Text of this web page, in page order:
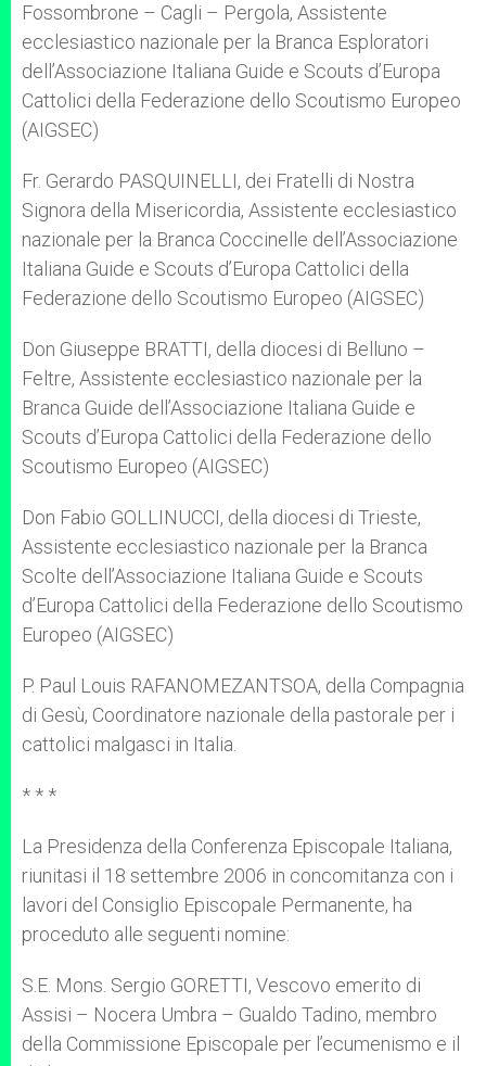
Fossombrone – Cagli – Pergola, Assistente
ecclesiastico nazionale per la Branca Esploratori
dell’Associazione Italiana Guide e Scouts d’Europa
Cattolici della Federazione dello Scoutismo Europeo
(AIGSEC)
Fr. Gerardo PASQUINELLI, dei Fratelli di Nostra
Signora della Misericordia, Assistente ecclesiastico
nazionale per la Branca Coccinelle dell’Associazione
Italiana Guide e Scouts d’Europa Cattolici della
Federazione dello Scoutismo Europeo (AIGSEC)
Don Giuseppe BRATTI, della diocesi di Belluno –
Feltre, Assistente ecclesiastico nazionale per la
Branca Guide dell’Associazione Italiana Guide e
Scouts d’Europa Cattolici della Federazione dello
Scoutismo Europeo (AIGSEC)
Don Fabio GOLLINUCCI, della diocesi di Trieste,
Assistente ecclesiastico nazionale per la Branca
Scolte dell’Associazione Italiana Guide e Scouts
d’Europa Cattolici della Federazione dello Scoutismo
Europeo (AIGSEC)
P. Paul Louis RAFANOMEZANTSOA, della Compagnia
di Gesù, Coordinatore nazionale della pastorale per i
cattolici malgasci in Italia.
* * *
La Presidenza della Conferenza Episcopale Italiana,
riunitasi il 18 settembre 2006 in concomitanza con i
lavori del Consiglio Episcopale Permanente, ha
proceduto alle seguenti nomine:
S.E. Mons. Sergio GORETTI, Vescovo emerito di
Assisi – Nocera Umbra – Gualdo Tadino, membro
della Commissione Episcopale per l’ecumenismo e il